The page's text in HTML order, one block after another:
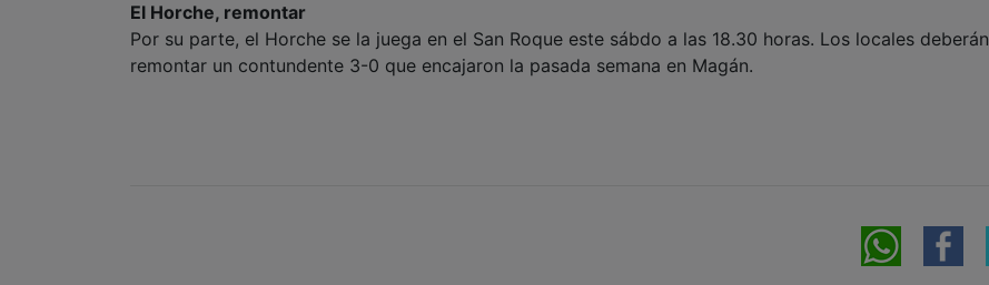
El Horche, remontar
Por su parte, el Horche se la juega en el San Roque este sábdo a las 18.30 horas. Los locales deberán
remontar un contundente 3-0 que encajaron la pasada semana en Magán.